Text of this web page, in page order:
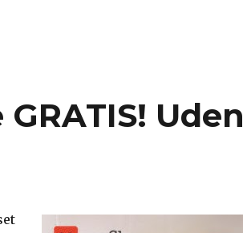
Uden